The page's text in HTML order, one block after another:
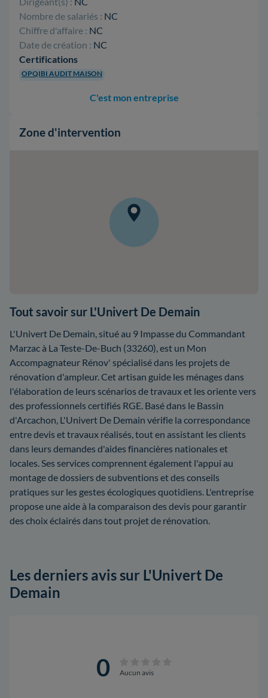
Nombre de salariés : NC
Chiffre d'affaire : NC
Date de création : NC
Certifications
OPQIBI AUDIT MAISON
C'est mon entreprise
Zone d'intervention
Tout savoir sur L'Univert De Demain
L'Univert De Demain, situé au 9 Impasse du Commandant
Marzac à La Teste-De-Buch (33260), est un Mon
Accompagnateur Rénov' spécialisé dans les projets de
rénovation d'ampleur. Cet artisan guide les ménages dans
l'élaboration de leurs scénarios de travaux et les oriente vers
des professionnels certifiés RGE. Basé dans le Bassin
d'Arcachon, L'Univert De Demain vérifie la correspondance
entre devis et travaux réalisés, tout en assistant les clients
dans leurs demandes d'aides financières nationales et
locales. Ses services comprennent également l'appui au
montage de dossiers de subventions et des conseils
pratiques sur les gestes écologiques quotidiens. L'entreprise
propose une aide à la comparaison des devis pour garantir
des choix éclairés dans tout projet de rénovation.
Les derniers avis sur L'Univert De
Demain
0 Aucun avis